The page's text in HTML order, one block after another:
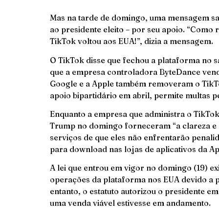
Mas na tarde de domingo, uma mensagem
ao presidente eleito – por seu apoio.
TikTok voltou aos EUA!”, dizia a mensagem.
O TikTok disse que fechou a plataforma no
que a empresa controladora ByteDance
Google e a Apple também removeram o
apoio bipartidário em abril, permite multas
Enquanto a empresa que administra o
Trump no domingo forneceram “a clareza
serviços de que eles não enfrentarão
para download nas lojas de aplicativos da
A lei que entrou em vigor no domingo (19)
operações da plataforma nos EUA devido a
entanto, o estatuto autorizou o presidente
uma venda viável estivesse em andamento.